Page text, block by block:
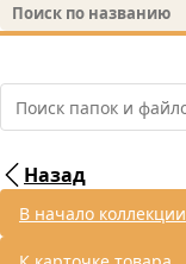
Назад
В начало коллекции